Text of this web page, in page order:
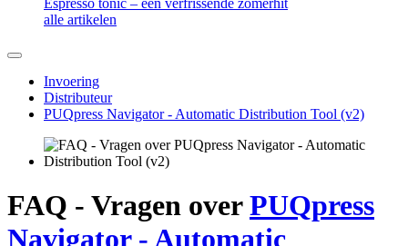
10 tips voor het bereiden van een voortreffelijk drankje
Thee uit de ECO capsule, waarom niet?
Hoe kies je een reiskoffiezetapparaat?